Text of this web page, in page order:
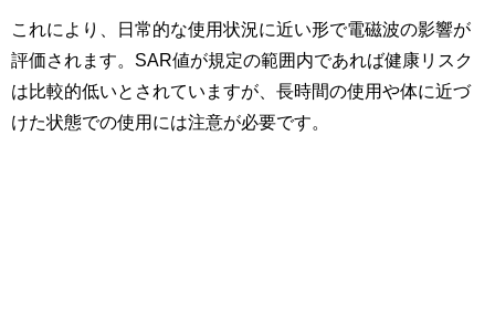
これにより、日常的な使用状況に近い形で電磁波の影響が
評価されます。SAR値が規定の範囲内であれば健康リスク
は比較的低いとされていますが、長時間の使用や体に近づ
けた状態での使用には注意が必要です。